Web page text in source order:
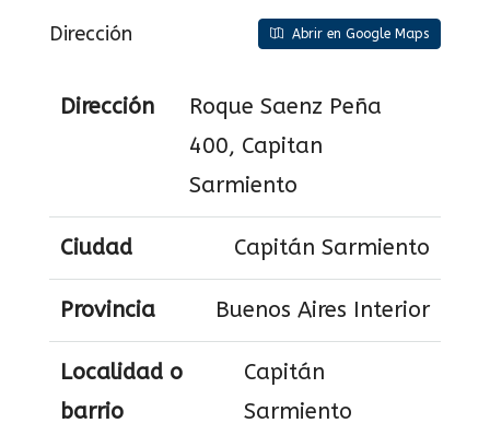
Dirección Abrir en Google Maps
Dirección
Roque Saenz Peña
400, Capitan
Sarmiento
Ciudad Capitán Sarmiento
Provincia Buenos Aires Interior
Localidad o
barrio
Capitán
Sarmiento